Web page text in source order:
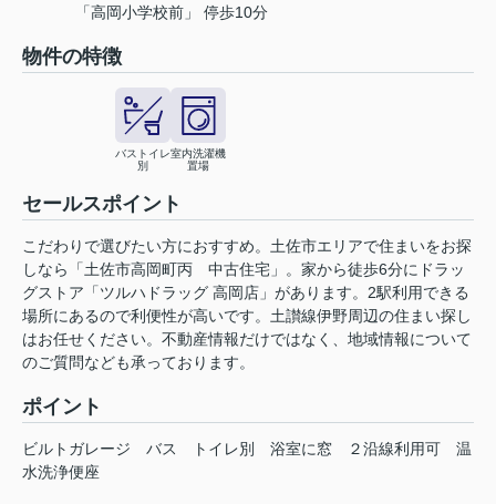
「高岡小学校前」 停歩10分
物件の特徴
バストイレ
別
室内洗濯機
置場
セールスポイント
こだわりで選びたい方におすすめ。土佐市エリアで住まいをお探
しなら「土佐市高岡町丙 中古住宅」。家から徒歩6分にドラッ
グストア「ツルハドラッグ 高岡店」があります。2駅利用できる
場所にあるので利便性が高いです。土讃線伊野周辺の住まい探し
はお任せください。不動産情報だけではなく、地域情報について
のご質問なども承っております。
ポイント
ビルトガレージ バス トイレ別 浴室に窓 ２沿線利用可
温
水洗浄便座